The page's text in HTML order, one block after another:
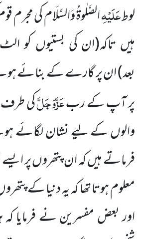
لوطعَلَیْہِالصَّلٰوۃُوَالسَّلَامکی مجرم
ہیں تاکہ(ان کی بستیوں کو
بعد)ان پر گارے کے بنائے
پر آپ کے ربعَزَّوَجَلَّکی طرف
والوں کے لیے نشان لگائے
فرماتے ہیں کہ ان پتھروں پر
معلوم ہوتا تھا کہ یہ دنیا کے
اور بعض مفسرین نے فرمایا